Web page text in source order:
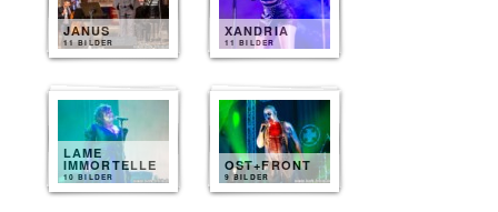
JANUS
11 BILDER
XANDRIA
11 BILDER
LAME
IMMORTELLE
10 BILDER
OST+FRONT
9 BILDER